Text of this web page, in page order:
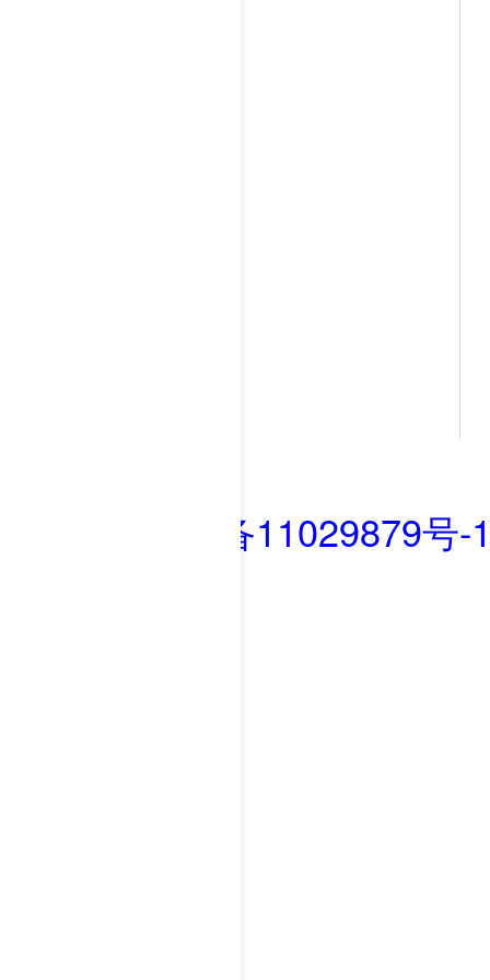
浙ICP备11029879号-